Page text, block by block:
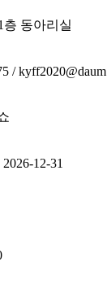
층 동아리실
/
12-31